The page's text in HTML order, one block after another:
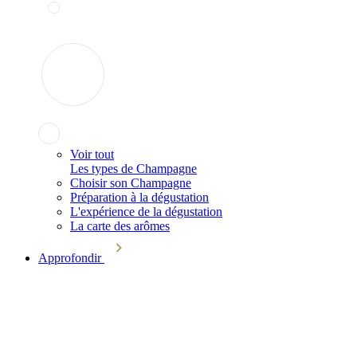
Voir tout
Les types de Champagne
Choisir son Champagne
Préparation à la dégustation
L'expérience de la dégustation
La carte des arômes
Approfondir